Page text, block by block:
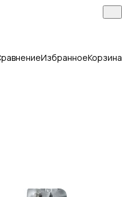
ИзбранноеКорзина